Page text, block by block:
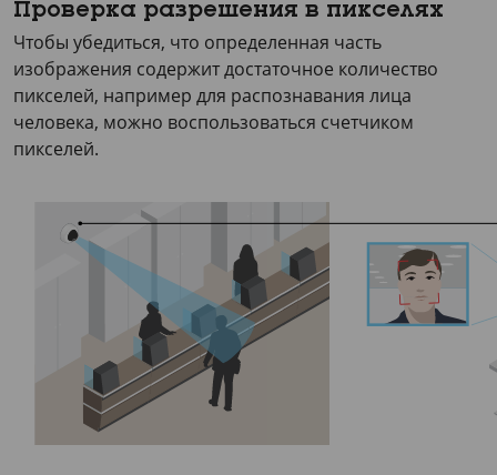
Проверка разрешения в пикселях
Чтобы убедиться, что определенная часть
изображения содержит достаточное количество
пикселей, например для распознавания лица
человека, можно воспользоваться счетчиком
пикселей.